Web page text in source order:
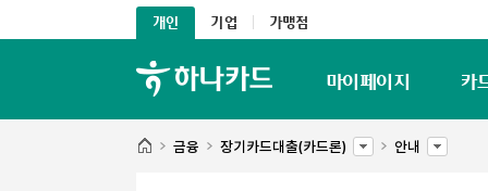
개인 기업 가맹점
마이페이지 카
금융 장기카드대출(카드론) 안내